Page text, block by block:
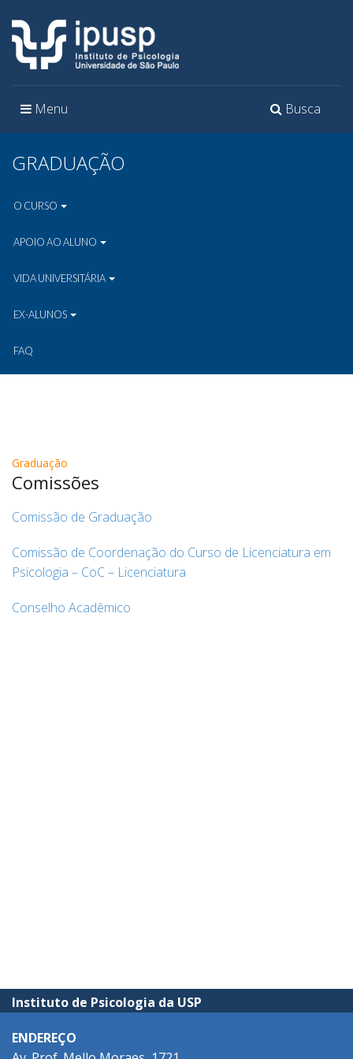
Toggle
Busca
Toggle
Menu
GRADUAÇÃO
O CURSO
APOIO AO ALUNO
VIDA UNIVERSITÁRIA
EX-ALUNOS
FAQ
Graduação
Comissões
Comissão de Graduação
Comissão de Coordenação do Curso de Licenciatura em
Psicologia – CoC – Licenciatura
Conselho Acadêmico
Instituto de Psicologia da USP
ENDEREÇO